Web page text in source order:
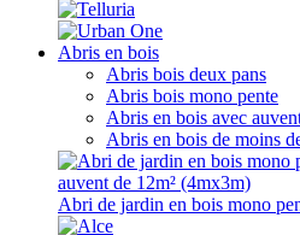
Abris en bois
Abris bois deux pans
Abris bois mono pente
Abris en bois avec
Abris en bois de moins
Abri de jardin en bois mono